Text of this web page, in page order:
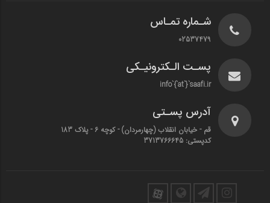
شـماره تمـاس
02537479
پسـت الـکترونیـکی
info`{`at`}`saafi.ir
آدرس پسـتی
قم - خیابان انقلاب (چهارمردان)‌ - کوچه 6 - پلاک 183
کدپستی: 3713766645